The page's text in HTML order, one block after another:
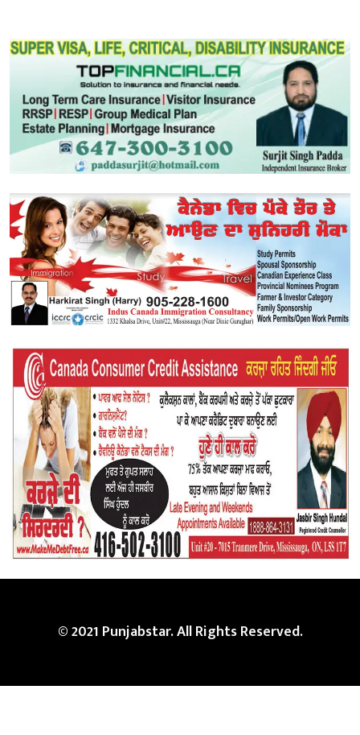
© 2021 Punjabstar. All Rights Reserved.